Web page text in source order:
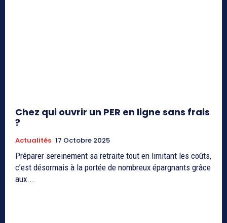
Chez qui ouvrir un PER en ligne sans frais
?
Actualités 17 Octobre 2025
Préparer sereinement sa retraite tout en limitant les coûts,
c’est désormais à la portée de nombreux épargnants grâce
aux...